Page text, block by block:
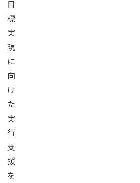
目
標
実
現
に
向
け
た
実
行
支
援
を